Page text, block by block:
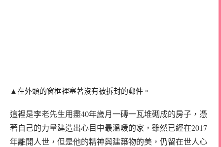
▲在外頭的窗框裡塞著沒有被拆封的郵件。
這裡是李老先生用盡40年歲月一磚一瓦堆砌成的房子，憑
著自己的力量建造出心目中最溫暖的家，雖然已經在2017
年離開人世，但是他的精神與建築物的美，仍留在世人心